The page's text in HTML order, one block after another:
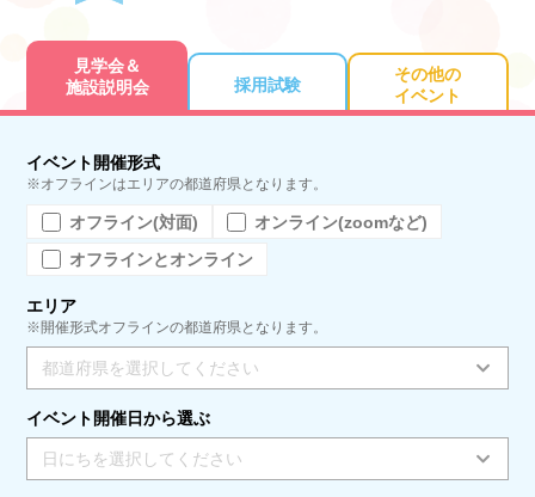
見学会＆
施設説明会
採用試験
その他の
イベント
イベント開催形式
※オフラインはエリアの都道府県となります。
オフライン(対面)
オンライン(zoomなど)
オフラインとオンライン
エリア
※開催形式オフラインの都道府県となります。
都道府県を選択してください
イベント開催日から選ぶ
日にちを選択してください